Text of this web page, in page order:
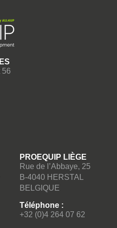
consommables (160)
consommables (24)
56
PROEQUIP LIÈGE
Rue de l’Abbaye, 25
B-4040 HERSTAL
BELGIQUE
Téléphone :
+32 (0)4 264 07 62